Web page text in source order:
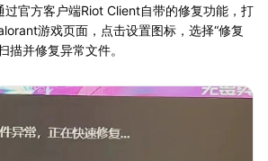
过官方客户端Riot Client自带的修复功能，打
游戏页面，点击设置图标，选择“修复
描并修复异常文件。